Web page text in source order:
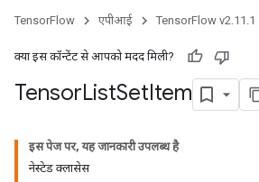
TensorFlow एपीआई TensorFlow v2.11.1
क्या इस कॉन्टेंट से आपको मदद मिली?
TensorListSetItem
इस पेज पर, यह जानकारी उपलब्ध है
नेस्टेड क्लासेस